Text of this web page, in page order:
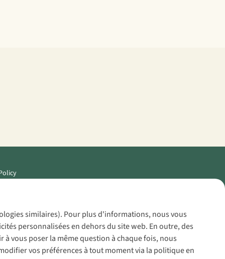
similaires). Pour plus d'informations, nous vous
personnalisées en dehors du site web. En outre, des
à vous poser la même question à chaque fois, nous
vos préférences à tout moment via la politique en